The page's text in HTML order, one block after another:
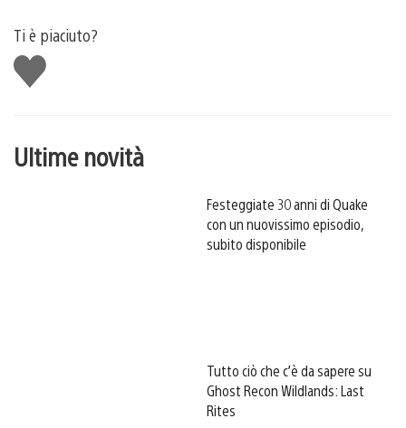
Ti è piaciuto?
Mi
piace
Ultime novità
Festeggiate 30 anni di Quake
con un nuovissimo episodio,
subito disponibile
Tutto ciò che c’è da sapere su
Ghost Recon Wildlands: Last
Rites